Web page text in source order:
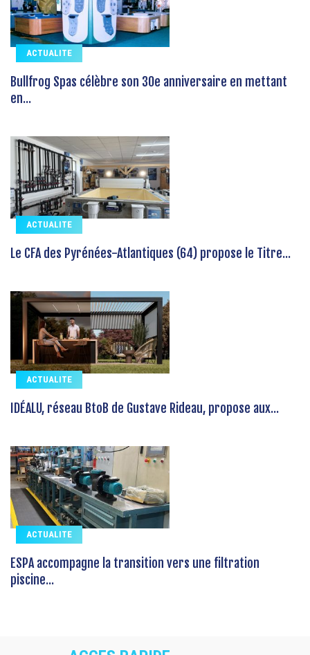
ACTUALITE
Bullfrog Spas célèbre son 30e anniversaire en mettant
en...
ACTUALITE
Le CFA des Pyrénées-Atlantiques (64) propose le Titre...
ACTUALITE
IDÉALU, réseau BtoB de Gustave Rideau, propose aux...
ACTUALITE
ESPA accompagne la transition vers une filtration
piscine...